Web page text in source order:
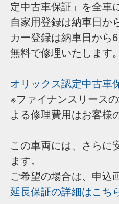
定中古車保証」を全車
自家用登録は納車日か
カー登録は納車日から
無料で修理いたします。
オリックス認定中古車
※ファイナンスリース
よる修理費用はお客様
この車両には、さらに
ます。
ご希望の場合は、申込
延長保証の詳細はこち